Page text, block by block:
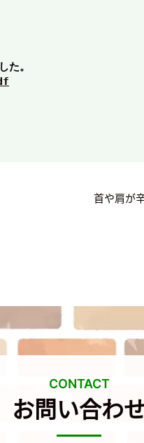
た。
首や肩が
CONTACT
お問い合わ